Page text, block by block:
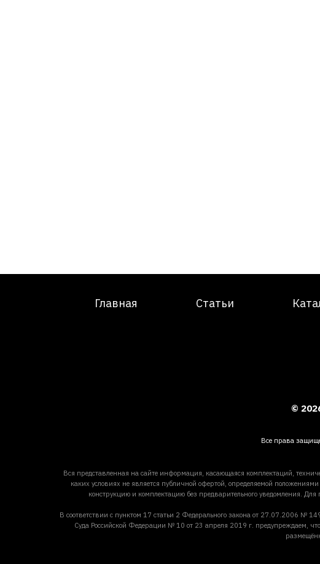
Статьи
Главная
©
Все права
Вся представленная на сайте информация, касающаяся комплектаций,
каких условиях не является публичной офертой, определяемой
конструкцию и комплектацию без предварительного уведомления.
В соответствии с пунктом 17 статьи 2 Федерального закона от 27.07.2006
Суда Российской Федерации № 10 от 23 апреля 2019 г. предупреждаем, что